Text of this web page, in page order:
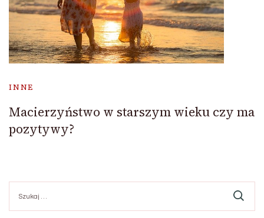
INNE
Macierzyństwo w starszym wieku czy ma
pozytywy?